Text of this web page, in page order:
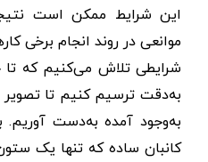
این شرایط ممکن است
موانعی در روند انجام برخی
شرایطی تلاش می‌کنیم که
به‌دقت ترسیم کنیم تا
به‌وجود آمده به‌دست آوریم.
کانبان ساده که تنها یک